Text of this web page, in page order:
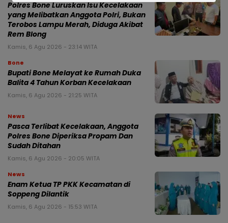
Polres Bone Luruskan Isu Kecelakaan
yang Melibatkan Anggota Polri, Bukan
Terobos Lampu Merah, Diduga Akibat
Rem Blong
Kamis, 6 Agu 2026 - 23:14 WITA
Bone
Bupati Bone Melayat ke Rumah Duka
Balita 4 Tahun Korban Kecelakaan
Kamis, 6 Agu 2026 - 21:25 WITA
News
Pasca Terlibat Kecelakaan, Anggota
Polres Bone Diperiksa Propam Dan
Sudah Ditahan
Kamis, 6 Agu 2026 - 20:05 WITA
News
Enam Ketua TP PKK Kecamatan di
Soppeng Dilantik
Kamis, 6 Agu 2026 - 15:53 WITA